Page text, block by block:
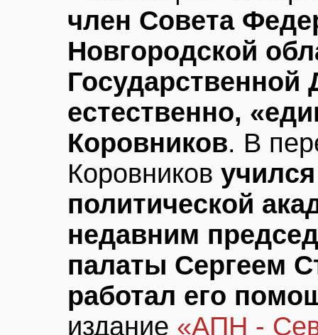
член Совета
Новгородской
естественно,
Коровников. В
Коровников
политической
недавним
палаты Сергеем
работал его
издание «АПН -